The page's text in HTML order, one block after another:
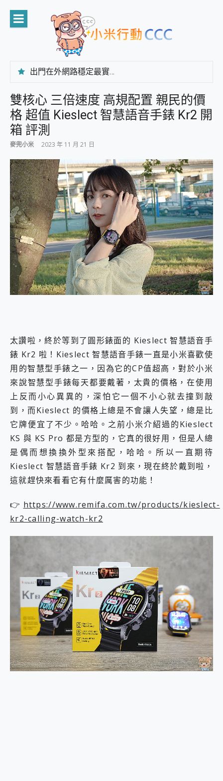
content
出門在外網路穩定最實在 「台灣大哥大」榮獲 4G/5G 在線率全球 NO.3 全台第一與全台六冠王實測心得，走到哪順到哪！
CP 值天花板~ Bongcom BS5 足球君開箱~ 短焦投影機 3千元就能擁有！ 折扣碼在這～
專為 PC上的 XBOX和掌機設計的 FireCuda X1070 SSD 固態硬碟開箱 評測
台灣製攝影機在這裡，100%全無線設計 SpotCam Solo Eco 太陽能防水雲端攝影機 SpotCam Solo 3 2.5K高畫質戶外攝影機 開箱 評測
AI 支付 一錶搞定大小事 Xiaomi Watch 5 開箱 評測
美到讓人超想擁有 moto pad 60 系列 與 Moto | Swarovski razr 60 冰藍限定版本 開箱 評測
好用的 EaseUS Partition Master 讓您輕鬆的移除與格式化有防寫保護的隨身碟或SD卡
一鍵修復模糊影片、舊照的 AI 好幫手! VideoProc Converter AI 新版全解析 × 年末優惠，一篇全看懂
小朋友才做選擇 投影機 RGB藍牙音響 氛圍情境燈 我通通都要！ Starfish 2 幻彩膠囊投影機｜結合「 智慧投影 & 煥彩流動 」的沈浸式生活新體驗
外型超吸晴~ 給您絕佳操控體驗 GravaStar Mercury K1 系列 異星機械鍵盤與 Mercury X 系列 輕量無線電競滑鼠 開箱 評測
開箱~變身「蜘蛛人」椅子軍師！MSI MPG 491CQP QD-OLED 超寬曲面電競螢幕，多工辦公、爽度滿滿的終極桌面體驗
iPhone 17 系列 有認證的防護來囉！ imos 首家導入 UL MCV 行銷宣告驗證的手機配件品牌
DJI Osmo Pocket 3 爽爽帶回家 歡慶 EaseUS 21 週年到來，「Slogan 海報徵稿活動」好康大放送
小巧好吸不擋鏡頭 有Qi2認證的 ONPRO MagReact MXs2 5000mAh薄型磁吸無線急速行動電源 開箱 評測
會走動的冷暖氣 SONY REON POCKET PRO 穿戴式智慧冷暖調溫裝置 開箱 評測
寶可夢飛人外掛iToolab AnyGo全新升級，GO Fest 五折優惠嗨翻天！支援 iOS/Android！
自帶線的 有線無線都能充 ONPRO MagReact M5 10000mAh 5合1 磁吸無線急速行動電源 開箱 評測
飛利浦 JS7310 ⚡【電急便｜行動儲能救車電源】 可靠的旅行夥伴！帶給您優異的安全性與強大供電效能
是螢幕也是電視! 一機超多用途「MSI微星 Modern MD272UPSW 27型」 4K IPS 輕薄商用智慧聯網螢幕 開箱 評測
您的專屬AI 助手 Yoga Slim 7 Aura Edition 觸控AI筆電 開箱 評測
realme 14 Pro 超硬軍規、冰感變色實測，realme 14 5G 遊戲戰鬥值爆表，效能x娛樂全都要！
iPhone、Apple Watch、AirPods耳機 三個設備充電一起搞定 ONPRO MagReact™ M3 3 in 1可攜摺疊無線充電器 開箱 評測
動靜皆宜「HUAWEI FreeArc」開放式耳掛耳機，無感配戴! 超穩超服貼，音質、通話也很優質
好玩好拍 vivo V50 ~ 口袋裡的 Zeiss 潮流攝影棚!
25種洗烘模式一機搞定! Roborock 衣莉莎白 H1 Neo分子篩洗脫烘 AI 滾筒洗衣機
給 MSI Claw 系列電競掌機 最完美的家 MSI Nest Docking Station 掌機專屬擴充底座 開箱 評測
2億 APO蔡司長焦神機降臨~ vivo X200 Pro、vivo X200 就是這麼好拍
EaseUS Vocal Remover 免費線上去聲器一鍵去除人聲 人聲 音樂分離 2024 消除人聲推薦
3 個超值 MHN 飛人工具分享~~ iToolab AnyGo 魔物獵人 Now飛人 ios教學 不出門也可以到處走
97.3% 恢復率，資料救援就是這麼簡單 EaseUS Data Recovery Wizard Free 18.0.0 業界最好的資料救援軟體
MSI Claw 掌機專屬配件包 來囉 完美保護 MSI Claw A1M-026TW 電競掌機
人像旗艦 vivo V30 系列 開箱 評測! 首搭蔡司光學鏡頭、攝影棚級柔光環、拍攝功能最好玩的美拍神機 vivo V30 Pro
多個願望一次滿足 超強散熱 微星 MSI Claw A1M-026TW 電競掌機 開箱 評測
一吸完美對位 擁有超強吸力與超好用的隱磁支架 O-ONE MAG 最會吸的行動電源 開箱 評測
Motorola edge 70 pro 及 moto g37 power上市，登錄在送飛利浦氣炸鍋
近八千元的 Soundcore Liberty 5 Pro Max，有螢幕的耳機會是智商稅嗎?
ASUS Pad 全面應援 Me Time，加碼愛奇藝黃金雙周卡體驗，專案價最低 NT$0 起
榮耀 HONOR 600 Pro x MOLLY Limited Edition 限量版開賣，攜手味全龍進駐大巨蛋萬人盛典
雙核心 三倍速度 高規配置 親民的價
格 超值 Kieslect 智慧語音手錶 Kr2 開
箱 評測
麥兜小米 2023 年 11 月 21 日
太讚啦，終於等到了圓形錶面的 Kieslect 智慧語音手
錶 Kr2 啦！Kieslect 智慧語音手錶一直是小米喜歡使
用的智慧型手錶之一，因為它的CP值超高，對於小米
來說智慧型手錶每天都要戴著，太貴的價格，在使用
上反而小心異異的，深怕它一個不小心就去撞到敲
到，而Kieslect 的價格上總是不會讓人失望，總是比
它牌便宜了不少。哈哈。之前小米介紹過的Kieslect
KS 與 KS Pro 都是方型的，它真的很好用，但是人總
是偶而想換換外型來搭配，哈哈。所以一直期待
Kieslect 智慧語音手錶 Kr2 到來，現在終於戴到啦，
這就趕快來看看它有什麼厲害的功能！
👉 https://www.remifa.com.tw/products/kieslect-
kr2-calling-watch-kr2